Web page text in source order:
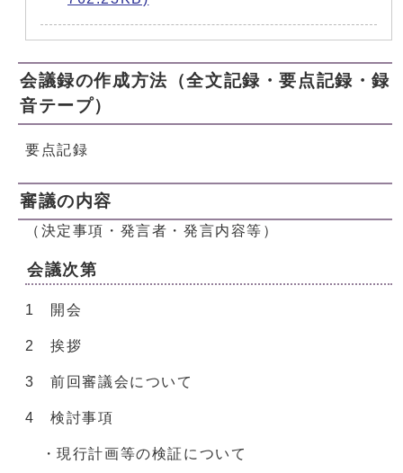
会議録の作成方法（全文記録・要点記録・録
音テープ）
要点記録
審議の内容
（決定事項・発言者・発言内容等）
会議次第
1 開会
2 挨拶
3 前回審議会について
4 検討事項
・現行計画等の検証について